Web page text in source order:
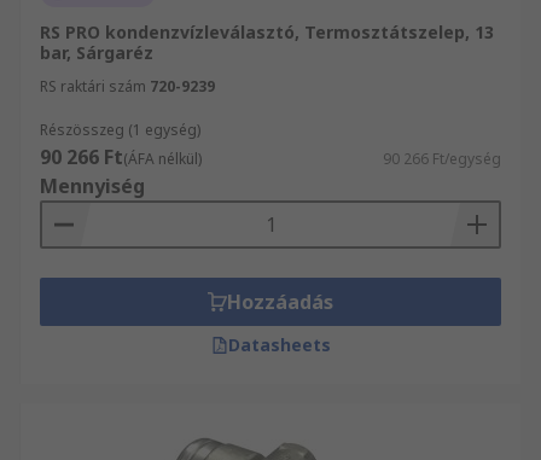
RS PRO kondenzvízleválasztó, Termosztátszelep, 13
bar, Sárgaréz
RS raktári szám 720-9239
Részösszeg (1 egység)
90 266 Ft(ÁFA nélkül) 90 266 Ft/egység
Mennyiség
Hozzáadás
Datasheets